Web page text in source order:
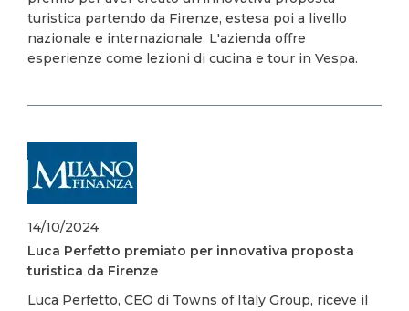
turistica partendo da Firenze, estesa poi a livello
nazionale e internazionale. L'azienda offre
esperienze come lezioni di cucina e tour in Vespa.
Image
14/10/2024
Luca Perfetto premiato per innovativa proposta
turistica da Firenze
Luca Perfetto, CEO di Towns of Italy Group, riceve il